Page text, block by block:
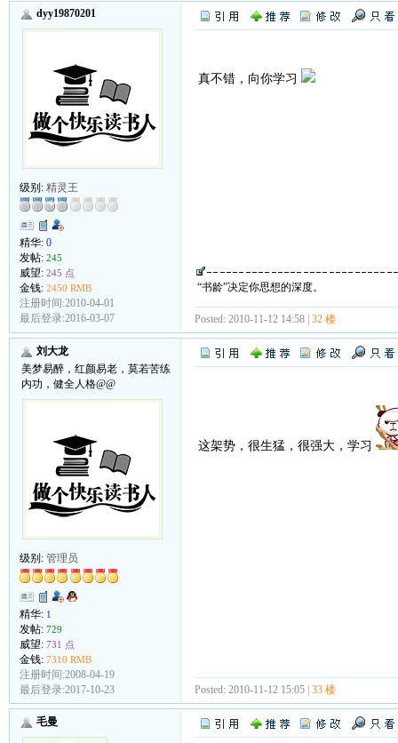
dyy19870201
级别: 精灵王
精华: 0
发帖: 245
威望: 245 点
金钱: 2450 RMB
注册时间:2010-04-01
最后登录:2016-03-07
真不错，向你学习
“书龄”决定你思想的深度。
Posted: 2010-11-12 14:58 | 32 楼
刘大龙
美梦易醉，红颜易老，莫若苦练
内功，健全人格@@
级别: 管理员
精华: 1
发帖: 729
威望: 731 点
金钱: 7310 RMB
注册时间:2008-04-19
最后登录:2017-10-23
这架势，很生猛，很强大，学习
Posted: 2010-11-12 15:05 | 33 楼
毛曼